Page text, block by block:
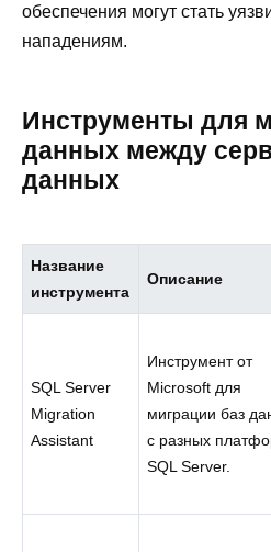
обеспечения могут стать
нападениям.
Инструменты для
данных между
данных
Название
инструмента
Описание
SQL Server
Migration
Assistant
Инструмент от
Microsoft для
миграции баз
с разных
SQL Server.